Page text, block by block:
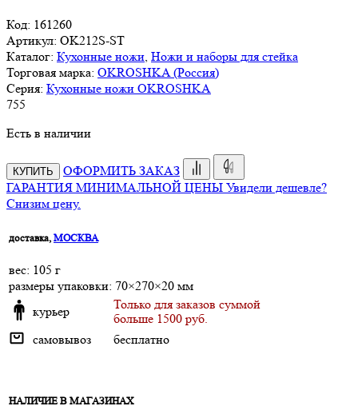
Код: 161260
Артикул: OK212S-ST
Каталог: Кухонные ножи Ножи и наборы для стейка
Торговая марка: OKROSHKA (Россия)
Серия: Кухонные ножи OKROSHKA
755
Есть в наличии
КУПИТЬ
ОФОРМИТЬ ЗАКАЗ
ГАРАНТИЯ МИНИМАЛЬНОЙ ЦЕНЫ Увидели дешевле?
Снизим цену.
доставка, МОСКВА
веc: 105 г
размеры упаковки: 70×270×20 мм
курьер
Только для заказов суммой
больше 1500 руб.
самовывоз
бесплатно
НАЛИЧИЕ В МАГАЗИНАХ